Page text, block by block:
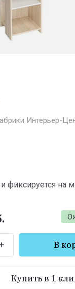
Интерьер-
и фиксируется на
В
Купить в 1